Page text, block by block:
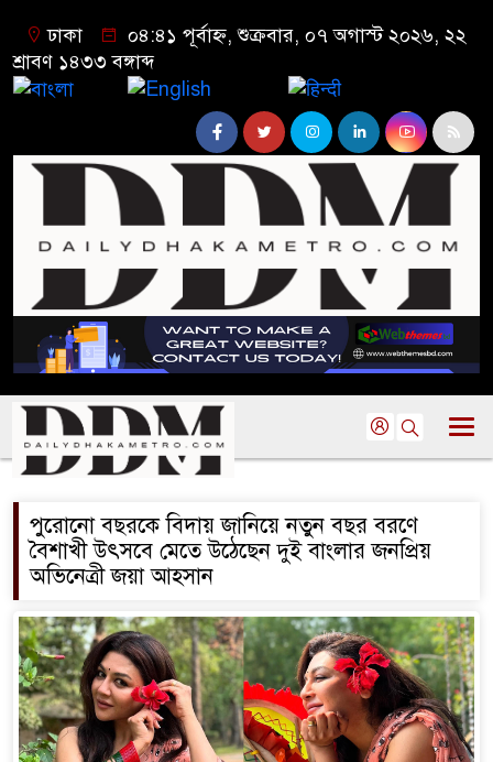
ঢাকা
০৪:৪১ পূর্বাহ্ন, শুক্রবার, ০৭ অগাস্ট ২০২৬, ২২
শ্রাবণ ১৪৩৩ বঙ্গাব্দ
পুরোনো বছরকে বিদায় জানিয়ে নতুন বছর বরণে
বৈশাখী উৎসবে মেতে উঠেছেন দুই বাংলার জনপ্রিয়
অভিনেত্রী জয়া আহসান